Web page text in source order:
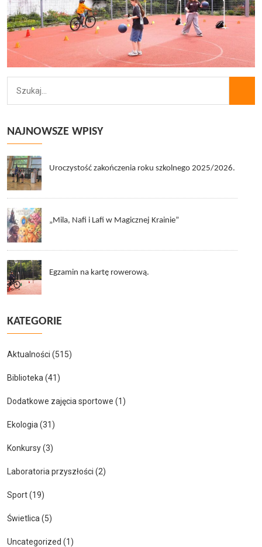
NAJNOWSZE WPISY
Uroczystość zakończenia roku szkolnego 2025/2026.
„Mila, Nafi i Lafi w Magicznej Krainie”
Egzamin na kartę rowerową.
KATEGORIE
Aktualności (515)
Biblioteka (41)
Dodatkowe zajęcia sportowe (1)
Ekologia (31)
Konkursy(3)
Laboratoria przyszłości (2)
Sport(19)
Świetlica (5)
Uncategorized (1)